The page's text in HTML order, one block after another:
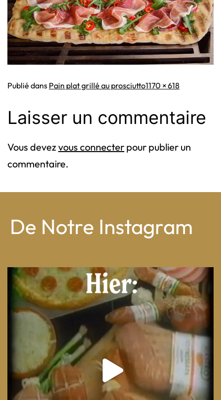
Publié dans Pain plat grillé au prosciuttoTaille
1170 × 618
Laisser un commentaire
Vous devezvous connecter pour publier un
commentaire.
De Notre Instagram
From wood-paneled basements to candlelit condo...
8 0